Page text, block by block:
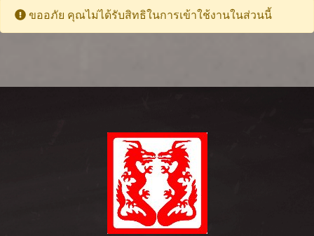
ขออภัย คุณไม่ได้รับสิทธิในการเข้าใช้งานในส่วนนี้